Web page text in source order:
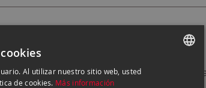
H 0,8
acoplar cualquier objetivo del
Al utilizar nuestro sitio web, usted
de cookies. Más información